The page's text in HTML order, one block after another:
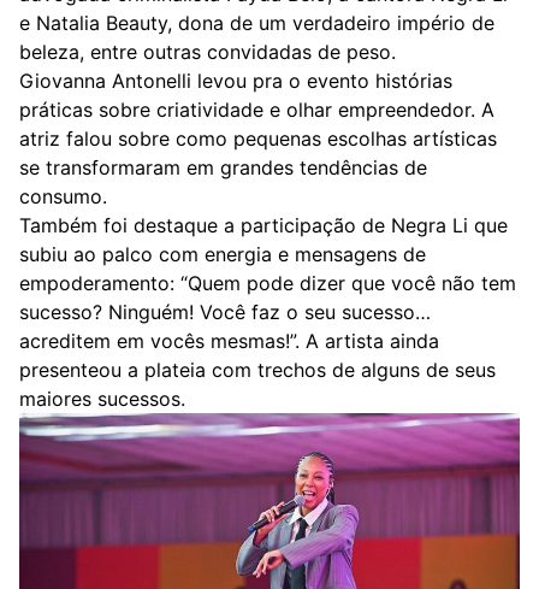
e Natalia Beauty, dona de um verdadeiro império de
beleza, entre outras convidadas de peso.
Giovanna Antonelli levou pra o evento histórias
práticas sobre criatividade e olhar empreendedor. A
atriz falou sobre como pequenas escolhas artísticas
se transformaram em grandes tendências de
consumo.
Também foi destaque a participação de Negra Li que
subiu ao palco com energia e mensagens de
empoderamento: “Quem pode dizer que você não tem
sucesso? Ninguém! Você faz o seu sucesso…
acreditem em vocês mesmas!”. A artista ainda
presenteou a plateia com trechos de alguns de seus
maiores sucessos.